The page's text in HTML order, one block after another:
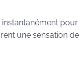
une sensation